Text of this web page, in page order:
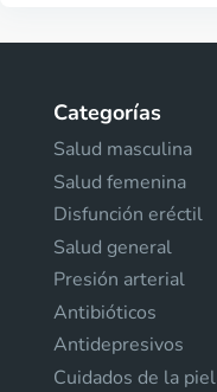
Categorías
Salud masculina
Salud femenina
Disfunción eréctil
Salud general
Presión arterial
Antibióticos
Antidepresivos
Cuidados de la piel